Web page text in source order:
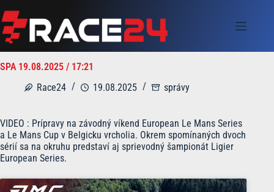
to
content
SPA 19.08.2025 / 17:21
Race24
19.08.2025 správy
VIDEO : Prípravy na závodný víkend European Le Mans Series
a Le Mans Cup v Belgicku vrcholia. Okrem spomínaných dvoch
sérií sa na okruhu predstaví aj sprievodný šampionát Ligier
European Series.